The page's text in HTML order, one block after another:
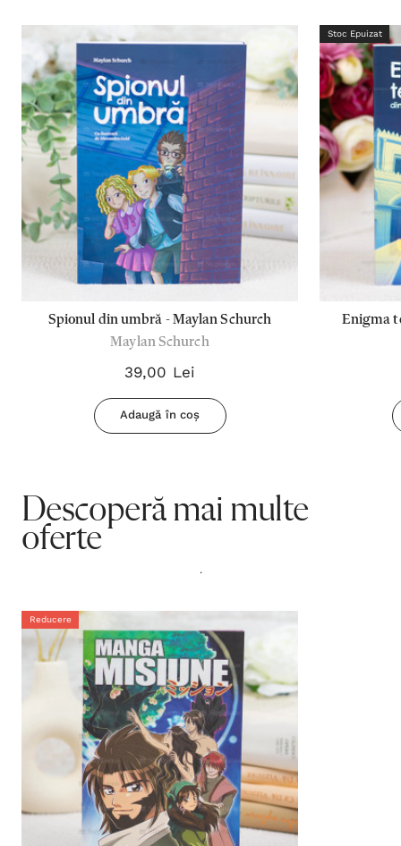
Spionul din umbră - Maylan Schurch
Maylan Schurch
39,00 Lei
Adaugă în coș
Stoc Epuizat
Enigma
Descoperă mai multe
oferte
.
Reducere